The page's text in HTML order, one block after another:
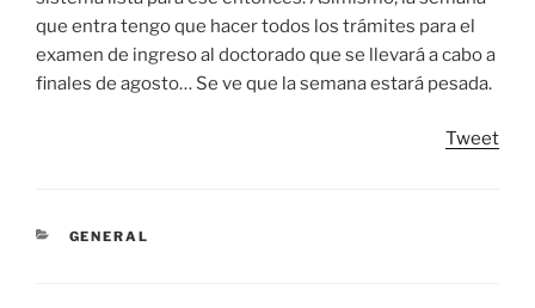
que entra tengo que hacer todos los trámites para el
examen de ingreso al doctorado que se llevará a cabo a
finales de agosto… Se ve que la semana estará pesada.
Tweet
CATEGORIES
GENERAL